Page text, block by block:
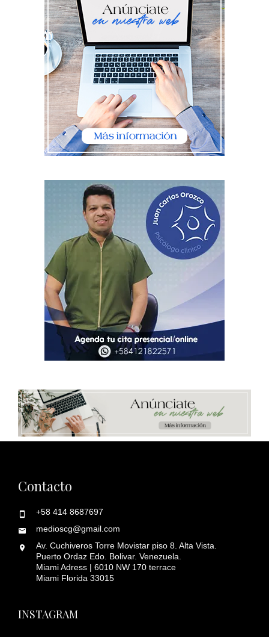
Contacto
+58 414 8687697
medioscg@gmail.com
Av. Cuchiveros Torre Movistar piso 8. Alta Vista.
Puerto Ordaz Edo. Bolivar. Venezuela.
Miami Adress | 6010 NW 170 terrace
Miami Florida 33015
INSTAGRAM